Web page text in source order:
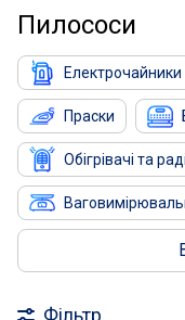
Пилососи
Електрочайники
Праски
Обігрівачі та
Кухонні
Фільтр